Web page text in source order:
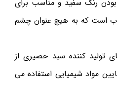
رنگ سفید و مناسب برای
است که به هیچ عنوان چشم
تولید کننده سبد حصیری از
مواد شیمیایی استفاده می